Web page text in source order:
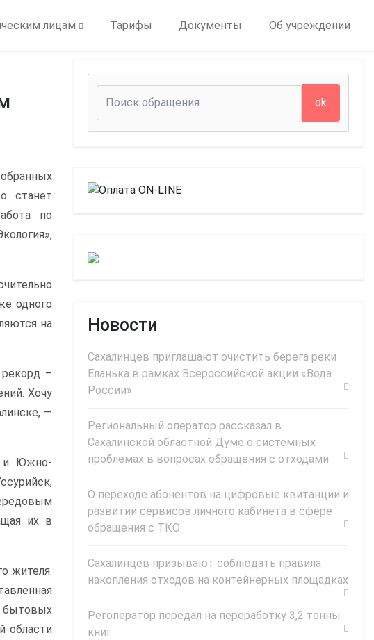
лицам Тарифы Документы Об учреждении
станет
по
одного
на
–
Хочу
—
и Южно-
их в
жителя.
бытовых
области
ok
Новости
Сахалинцев приглашают очистить берега реки
Еланька в рамках Всероссийской акции «Вода
России»
Региональный оператор рассказал в
Сахалинской областной Думе о системных
проблемах в вопросах обращения с отходами
О переходе абонентов на цифровые квитанции и
развитии сервисов личного кабинета в сфере
обращения с ТКО
Сахалинцев призывают соблюдать правила
накопления отходов на контейнерных площадках
Регоператор передал на переработку 3,2 тонны
книг